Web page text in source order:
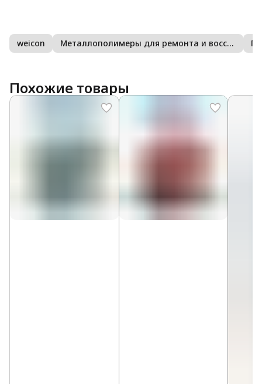
weicon Металлополимеры для ремонта и восстановления
Похожие товары